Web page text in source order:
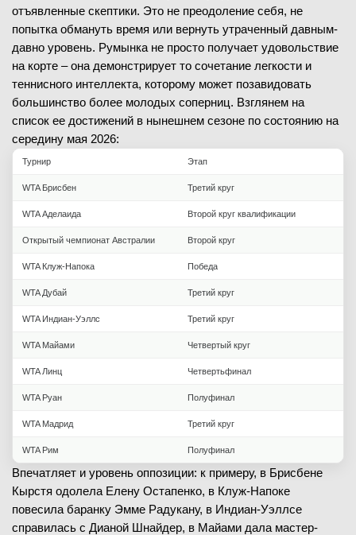
отъявленные скептики. Это не преодоление себя, не
попытка обмануть время или вернуть утраченный давным-
давно уровень. Румынка не просто получает удовольствие
на корте – она демонстрирует то сочетание легкости и
теннисного интеллекта, которому может позавидовать
большинство более молодых соперниц. Взглянем на
список ее достижений в нынешнем сезоне по состоянию на
середину мая 2026:
Турнир Этап
WTA Брисбен Третий круг
WTA Аделаида Второй круг квалификации
Открытый чемпионат Австралии Второй круг
WTA Клуж-Напока Победа
WTA Дубай Третий круг
WTA Индиан-Уэллс Третий круг
WTA Майами Четвертый круг
WTA Линц Четвертьфинал
WTA Руан Полуфинал
WTA Мадрид Третий круг
WTA Рим Полуфинал
Впечатляет и уровень оппозиции: к примеру, в Брисбене
Кырстя одолела Елену Остапенко, в Клуж-Напоке
повесила баранку Эмме Радукану, в Индиан-Уэллсе
справилась с Дианой Шнайдер, в Майами дала мастер-